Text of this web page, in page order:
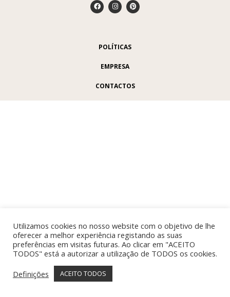
Utilizamos cookies no nosso website com o objetivo de lhe
oferecer a melhor experiência registando as suas
preferências em visitas futuras. Ao clicar em "ACEITO
TODOS" está a autorizar a utilização de TODOS os cookies.
Definições
ACEITO TODOS
POLÍTICAS
EMPRESA
CONTACTOS